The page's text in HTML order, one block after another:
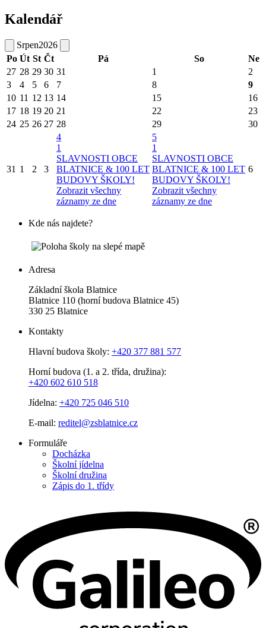
Kalendář
Srpen2026
Po Út St Čt Pá So
Ne
27 28 29 30 31 1
2
3
4 5 6 7 8
9
10 11 12 13 14 15
16
17 18 19 20 21 22
23
24 25 26 27 28 29 30
31 1 2 3
4
1
SLAVNOSTI OBCE
BLATNICE & 100 LET
BUDOVY ŠKOLY!
Zobrazit všechny
záznamy ze dne
5
1
SLAVNOSTI OBCE
BLATNICE & 100 LET
BUDOVY ŠKOLY!
Zobrazit všechny
záznamy ze dne
6
Kde nás najdete?
Adresa
Základní škola Blatnice
Blatnice 110 (horní budova Blatnice 45)
330 25 Blatnice
Kontakty
Hlavní budova školy: +420 377 881 577
Horní budova (1. a 2. třída, družina):
+420 602 610 518
Jídelna: +420 725 046 510
E-mail: reditel@zsblatnice.cz
Formuláře
Docházka
Školní jídelna
Školní družina
Zápis do 1. třídy